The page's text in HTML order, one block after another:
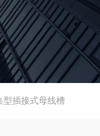
型插接式母线槽